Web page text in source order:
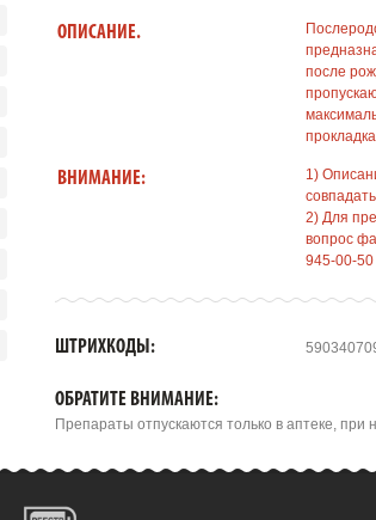
ОПИСАНИЕ.
после
ВНИМАНИЕ:
1)
2) Для
вопрос
945-00-
ШТРИХКОДЫ:
ОБРАТИТЕ ВНИМАНИЕ:
Препараты отпускаются только в аптеке, при